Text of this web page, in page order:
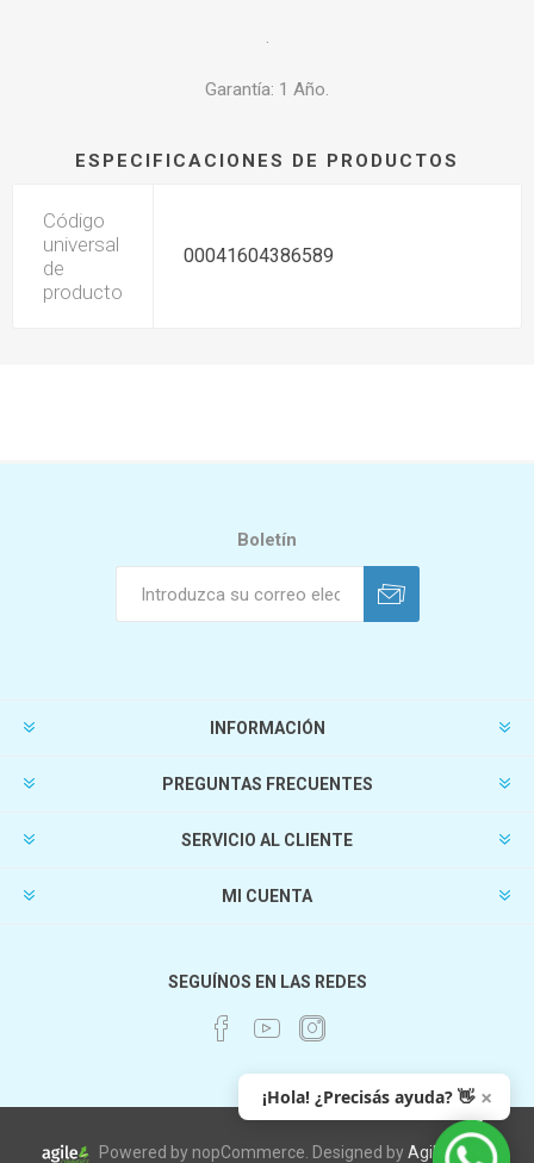
.
Garantía: 1 Año.
ESPECIFICACIONES DE PRODUCTOS
Código
universal
de
producto
00041604386589
Boletín
INFORMACIÓN
PREGUNTAS FRECUENTES
SERVICIO AL CLIENTE
MI CUENTA
SEGUÍNOS EN LAS REDES
Powered by nopCommerce. Designed byAgileWorks
¡Hola! ¿Precisás ayuda? 👋 ×